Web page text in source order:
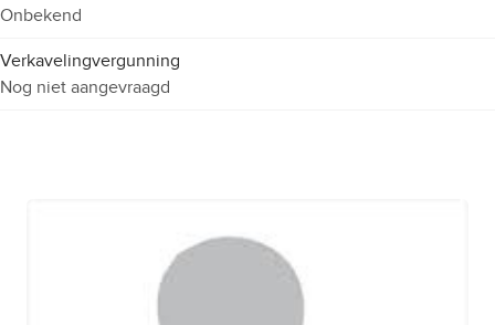
Onbekend
Verkavelingvergunning
Nog niet aangevraagd